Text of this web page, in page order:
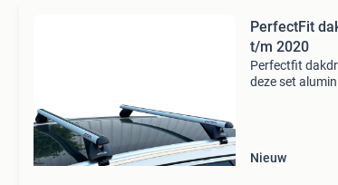
PerfectFit
t/m 2020
Perfectfit
deze set
Nieuw